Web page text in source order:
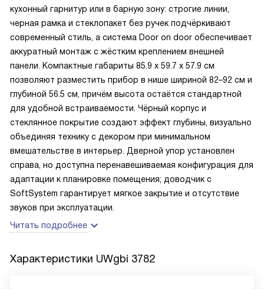
кухонный гарнитур или в барную зону: строгие линии,
черная рамка и стеклопакет без ручек подчёркивают
современный стиль, а система Door on door обеспечивает
аккуратный монтаж с жёстким креплением внешней
панели. Компактные габариты 85.9 х 59.7 х 57.9 см
позволяют разместить прибор в нише шириной 82–92 см и
глубиной 56.5 см, причём высота остаётся стандартной
для удобной встраиваемости. Чёрный корпус и
стеклянное покрытие создают эффект глубины, визуально
объединяя технику с декором при минимальном
вмешательстве в интерьер. Дверной упор установлен
справа, но доступна перенавешиваемая конфигурация для
адаптации к планировке помещения; доводчик с
SoftSystem гарантирует мягкое закрытие и отсутствие
звуков при эксплуатации.
Читать подробнее
Характеристики UWgbi 3782